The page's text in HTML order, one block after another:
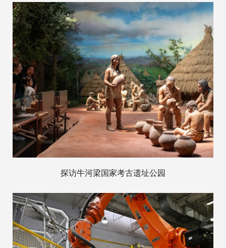
探访牛河梁国家考古遗址公园